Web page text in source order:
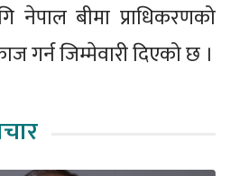
नेपाल बीमा प्राधिकरणको
गर्न जिम्मेवारी दिएको छ ।